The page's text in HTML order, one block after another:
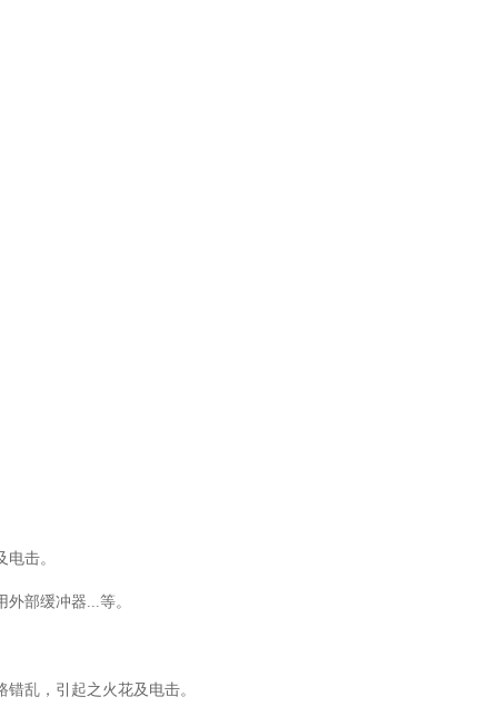
击。
部缓冲器...等。
乱，引起之火花及电击。